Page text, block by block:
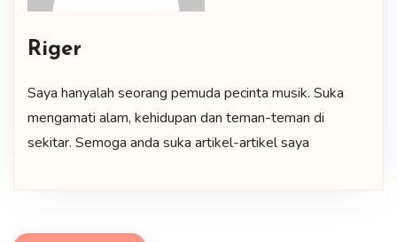
Riger
Saya hanyalah seorang pemuda pecinta musik. Suka
mengamati alam, kehidupan dan teman-teman di
sekitar. Semoga anda suka artikel-artikel saya